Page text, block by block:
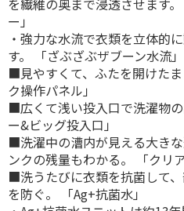
を繊維の奥まで浸透させます
ー」
・強力な水流で衣類を立体的
す。 「ざぶざぶザブーン水流」
■見やすくて、ふたを開けた
ク操作パネル」
■広くて浅い投入口で洗濯物
ー&ビッグ投入口」
■洗濯中の漕内が見える大き
ンクの残量もわかる。 「クリ
■洗うたびに衣類を抗菌して
を防ぐ。 「Ag+抗菌水」